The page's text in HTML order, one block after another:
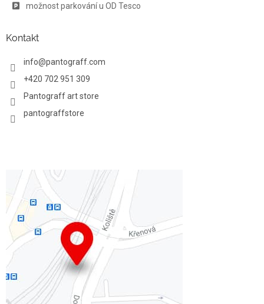
i
možnost parkování u OD Tesco
Kontakt
info@pantograff.com
+420 702 951 309
Pantograff art store
pantograffstore